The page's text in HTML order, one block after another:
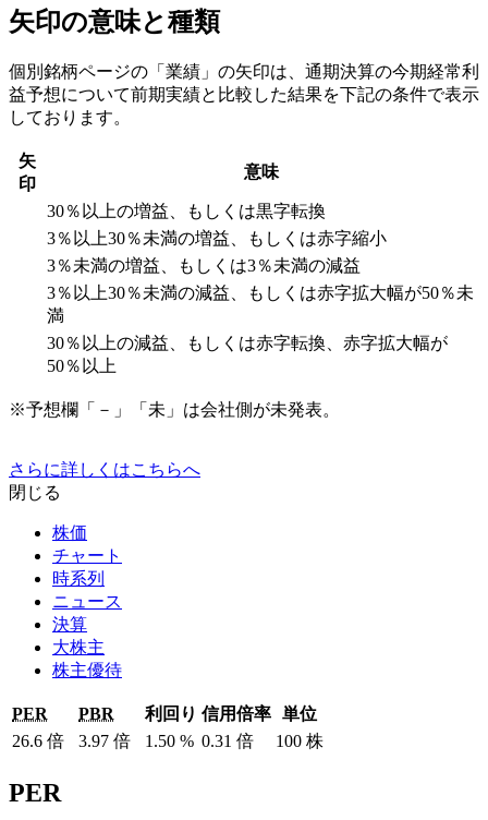
矢印の意味と種類
個別銘柄ページの「業績」の矢印は、通期決算の今期経常利
益予想について前期実績と比較した結果を下記の条件で表示
しております。
矢
印
意味
30％以上の増益、もしくは黒字転換
3％以上30％未満の増益、もしくは赤字縮小
3％未満の増益、もしくは3％未満の減益
3％以上30％未満の減益、もしくは赤字拡大幅が50％未
満
30％以上の減益、もしくは赤字転換、赤字拡大幅が
50％以上
※予想欄「－」「未」は会社側が未発表。
さらに詳しくはこちらへ
閉じる
株価
チャート
時系列
ニュース
決算
大株主
株主優待
PER PBR 利回り 信用倍率 単位
26.6 倍 3.97 倍 1.50 % 0.31 倍 100 株
PER